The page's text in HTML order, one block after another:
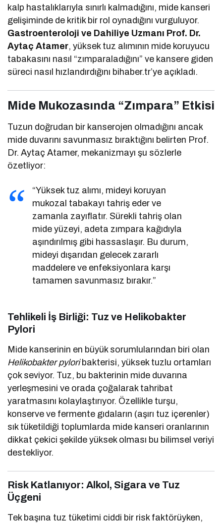
kalp hastalıklarıyla sınırlı kalmadığını, mide kanseri
gelişiminde de kritik bir rol oynadığını vurguluyor.
Gastroenteroloji ve Dahiliye Uzmanı Prof. Dr.
Aytaç Atamer, yüksek tuz alımının mide koruyucu
tabakasını nasıl “zımparaladığını” ve kansere giden
süreci nasıl hızlandırdığını bihaber.tr’ye açıkladı.
Mide Mukozasında “Zımpara” Etkisi
Tuzun doğrudan bir kanserojen olmadığını ancak
mide duvarını savunmasız bıraktığını belirten Prof.
Dr. Aytaç Atamer, mekanizmayı şu sözlerle
özetliyor:
“Yüksek tuz alımı, mideyi koruyan
mukozal tabakayı tahriş eder ve
zamanla zayıflatır. Sürekli tahriş olan
mide yüzeyi, adeta zımpara kağıdıyla
aşındırılmış gibi hassaslaşır. Bu durum,
mideyi dışarıdan gelecek zararlı
maddelere ve enfeksiyonlara karşı
tamamen savunmasız bırakır.”
Tehlikeli İş Birliği: Tuz ve Helikobakter
Pylori
Mide kanserinin en büyük sorumlularından biri olan
Helikobakter pyloribakterisi, yüksek tuzlu ortamları
çok seviyor. Tuz, bu bakterinin mide duvarına
yerleşmesini ve orada çoğalarak tahribat
yaratmasını kolaylaştırıyor. Özellikle turşu,
konserve ve fermente gıdaların (aşırı tuz içerenler)
sık tüketildiği toplumlarda mide kanseri oranlarının
dikkat çekici şekilde yüksek olması bu bilimsel veriyi
destekliyor.
Risk Katlanıyor: Alkol, Sigara ve Tuz
Üçgeni
Tek başına tuz tüketimi ciddi bir risk faktörüyken,